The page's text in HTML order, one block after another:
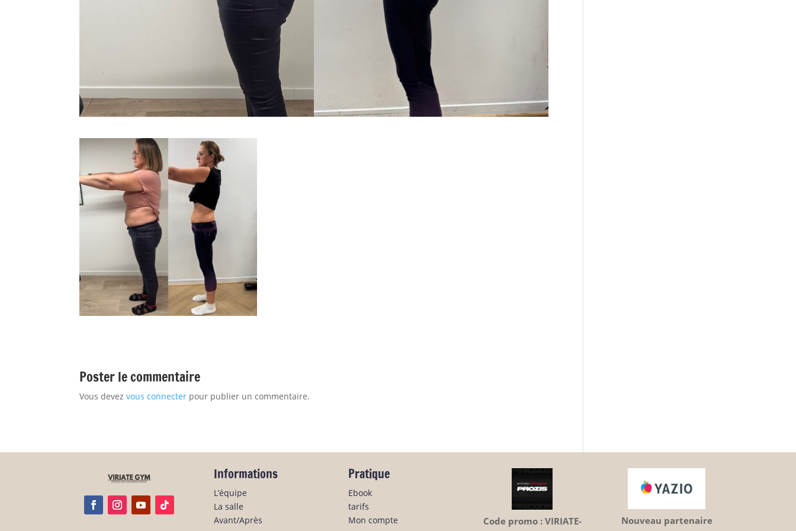
Poster le commentaire
Vous devezvous connecter pour publier un commentaire.
Informations
L’équipe
La salle
Avant/Après
Pratique
Ebook
tarifs
Mon compte
Code promo : VIRIATE-
Nouveau partenaire